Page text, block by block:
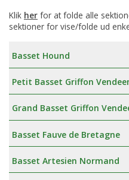
Klik her for at folde alle
sektioner for vise/folde ud
Basset Hound
Petit Basset Griffon
Grand Basset Griffon
Basset Fauve de Bretagne
Basset Artesien Normand